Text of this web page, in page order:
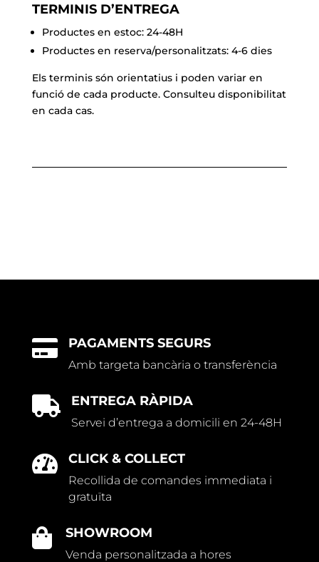
TERMINIS D’ENTREGA
Productes en estoc: 24-48H
Productes en reserva/personalitzats: 4-6 dies
Els terminis són orientatius i poden variar en
funció de cada producte. Consulteu disponibilitat
en cada cas.
 PAGAMENTS SEGURS
Amb targeta bancària o transferència
 ENTREGA RÀPIDA
Servei d’entrega a domicili en 24-48H
 CLICK & COLLECT
Recollida de comandes immediata i
gratuïta
 SHOWROOM
Venda personalitzada a hores